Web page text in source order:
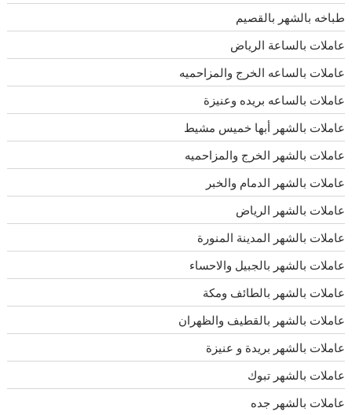
طباخه بالشهر بالقصيم
عاملات بالساعة الرياض
عاملات بالساعه الخرج والمزاحميه
عاملات بالساعه بريده وعنيزة
عاملات بالشهر أبها خميس مشيط
عاملات بالشهر الخرج والمزاحميه
عاملات بالشهر الدمام والخبر
عاملات بالشهر الرياض
عاملات بالشهر المدينة المنورة
عاملات بالشهر بالجبيل والاحساء
عاملات بالشهر بالطائف ومكة
عاملات بالشهر بالقطيف والظهران
عاملات بالشهر بريدة و عنيزة
عاملات بالشهر تبوك
عاملات بالشهر جده